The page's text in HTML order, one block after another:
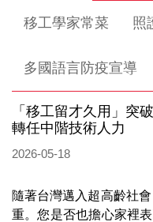
移工學家常菜 照
多國語言防疫宣導
「移工留才久用」突
轉任中階技術人力
2026-05-18
隨著台灣邁入超高齡社
重。您是否也擔心家裡